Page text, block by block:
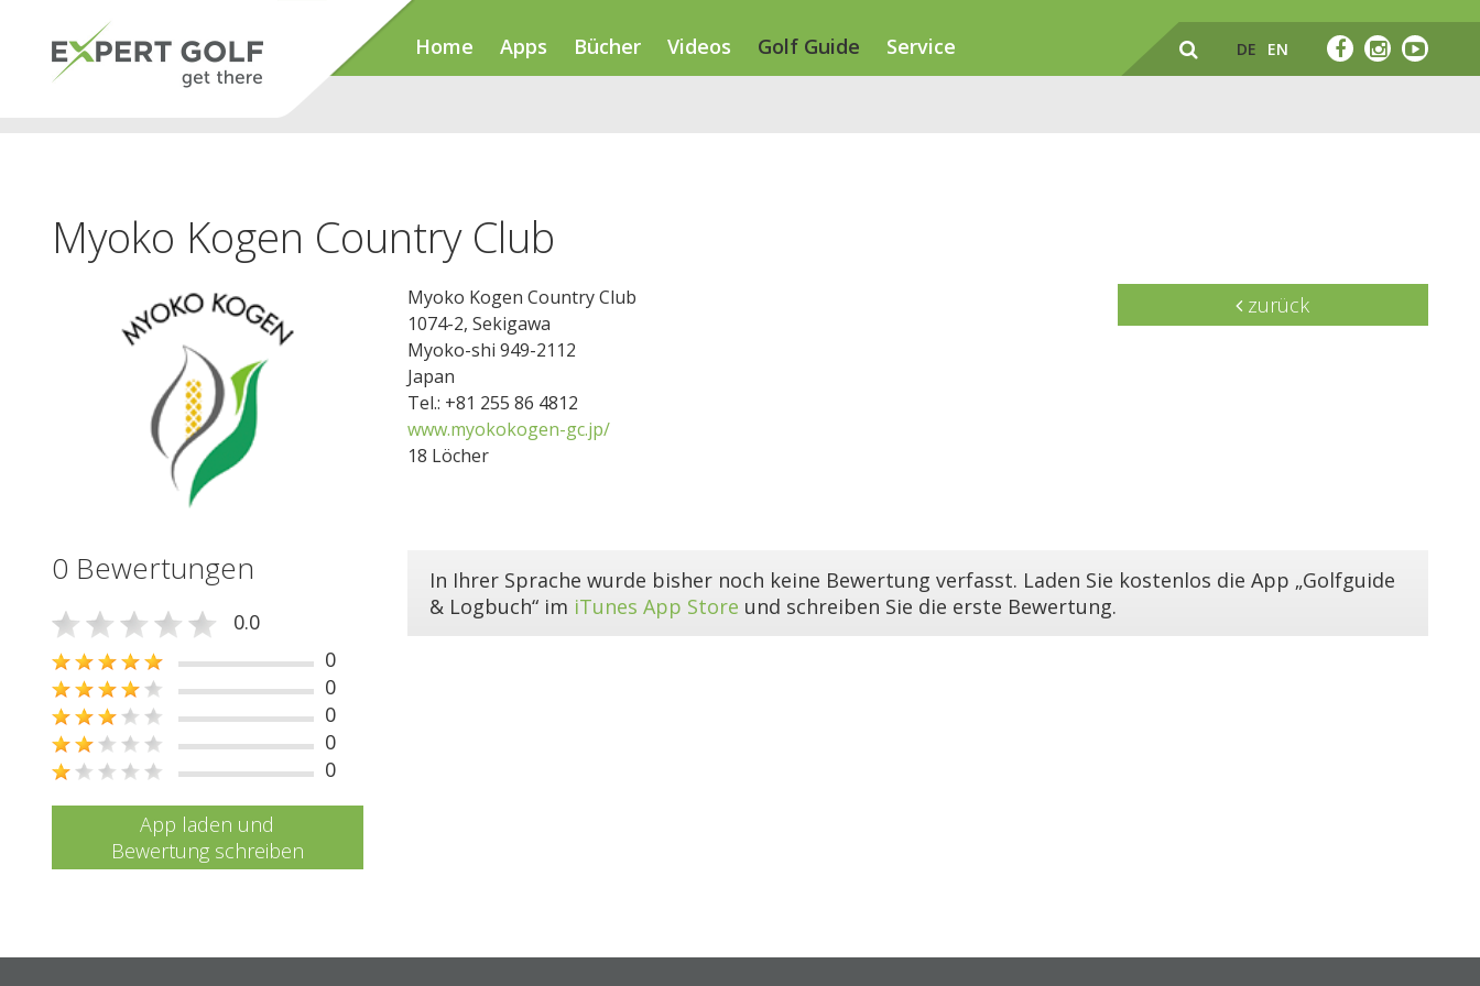
Home Apps Bücher Videos Golf Guide Service DE EN
Myoko Kogen Country Club
Myoko Kogen Country Club
1074-2, Sekigawa
Myoko-shi 949-2112
Japan
Tel.: +81 255 86 4812
www.myokokogen-gc.jp/
18 Löcher
zurück
0 Bewertungen
0.0
0
0
0
0
0
App laden und
Bewertung schreiben
In Ihrer Sprache wurde bisher noch keine Bewertung verfasst. Laden Sie kostenlos die App „Golfguide
& Logbuch“ im iTunes App Store und schreiben Sie die erste Bewertung.